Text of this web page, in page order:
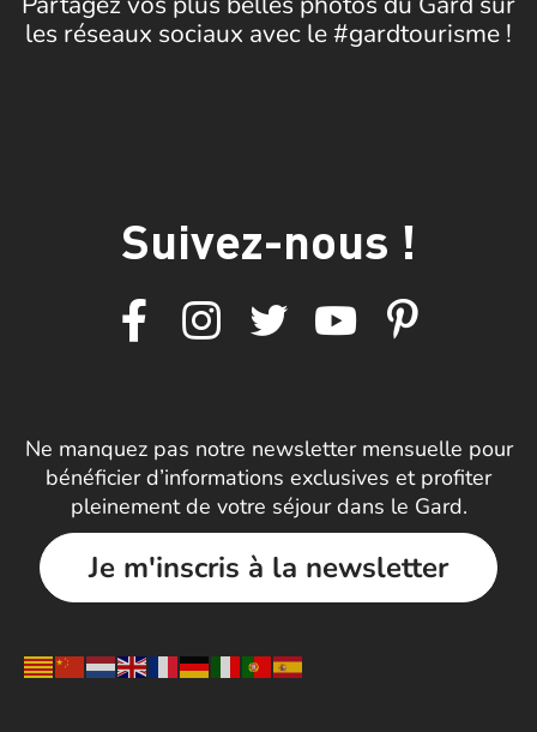
les réseaux sociaux avec le #gardtourisme !
Suivez-nous !
Ne manquez pas notre newsletter mensuelle pour
bénéficier d’informations exclusives et profiter
pleinement de votre séjour dans le Gard.
Je m'inscris à la newsletter